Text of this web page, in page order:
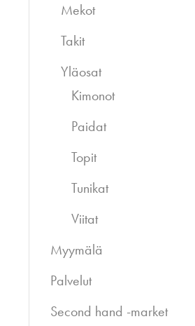
Mekot
Takit
Yläosat
Kimonot
Paidat
Topit
Tunikat
Viitat
Myymälä
Palvelut
Second hand -market